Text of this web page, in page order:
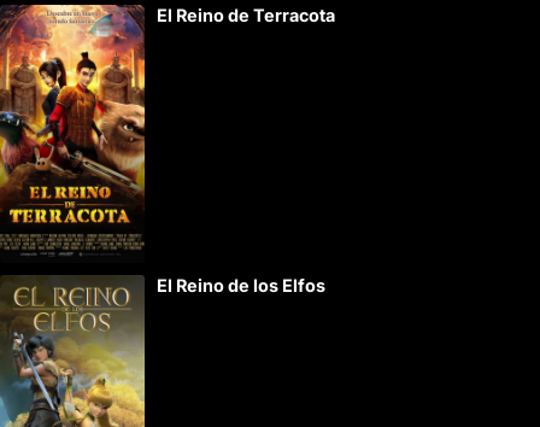
v
e
:
El Reino de Terracota
El Reino de los Elfos